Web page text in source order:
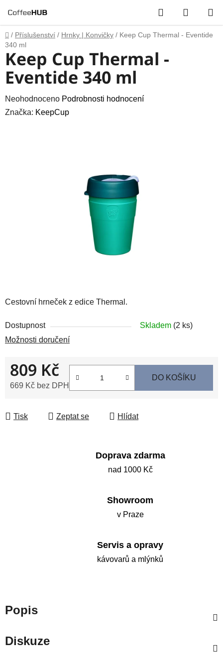
na
obsah
Hledat
KOŠÍK
Domů
/ Příslušenství / Hrnky | Konvičky / Keep Cup Thermal - Eventide
340 ml
Cestovní hrneček z edice Thermal.
Dostupnost Skladem (2 ks)
Možnosti doručení
809 Kč
669 Kč bez DPH
DO KOŠÍKU
Tisk Zeptat se Hlídat
Keep Cup Thermal -
Eventide 340 ml
Průměrné
hodnocení
Neohodnoceno Podrobnosti hodnocení
Značka: KeepCup
Doprava zdarma
nad 1000 Kč
Showroom
v Praze
Servis a opravy
kávovarů a mlýnků
Popis
Diskuze